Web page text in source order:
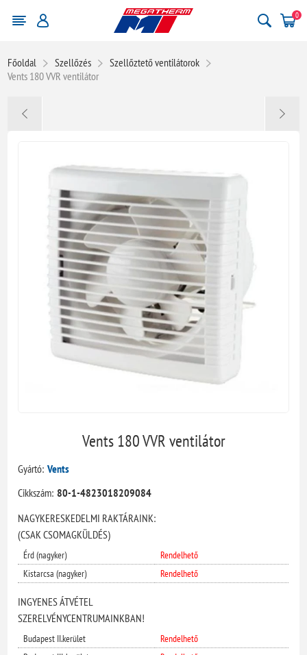
0
Főoldal Szellőzés
Szellőztető ventilátorok
Vents 180 VVR ventilátor
Vents 180 VVR ventilátor
Gyártó: Vents
Cikkszám: 80-1-4823018209084
NAGYKERESKEDELMI RAKTÁRAINK:
(CSAK CSOMAGKÜLDÉS)
Érd (nagyker)
Rendelhető
Kistarcsa (nagyker)
Rendelhető
INGYENES ÁTVÉTEL
SZERELVÉNYCENTRUMAINKBAN!
Budapest II.kerület
Rendelhető